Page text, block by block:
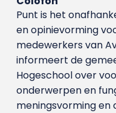
Punt is het
en opinievorming
medewerkers van
informeert de
Hogeschool over
onderwerpen en
meningsvorming en